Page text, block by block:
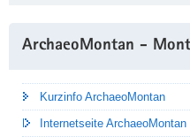
ArchaeoMontan -
Kurzinfo ArchaeoMontan
Internetseite ArchaeoMontan